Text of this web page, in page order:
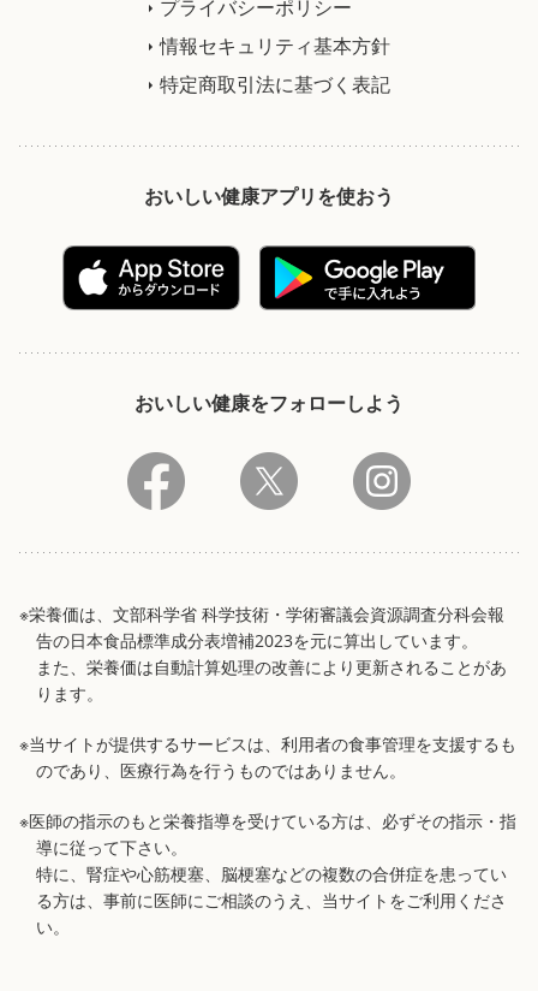
プライバシーポリシー
情報セキュリティ基本方針
特定商取引法に基づく表記
おいしい健康アプリを使おう
おいしい健康をフォローしよう
※栄養価は、文部科学省 科学技術・学術審議会資源調査分科会報
告の日本食品標準成分表増補2023を元に算出しています。
また、栄養価は自動計算処理の改善により更新されることがあ
ります。
※当サイトが提供するサービスは、利用者の食事管理を支援するも
のであり、医療行為を行うものではありません。
※医師の指示のもと栄養指導を受けている方は、必ずその指示・指
導に従って下さい。
特に、腎症や心筋梗塞、脳梗塞などの複数の合併症を患ってい
る方は、事前に医師にご相談のうえ、当サイトをご利用くださ
い。